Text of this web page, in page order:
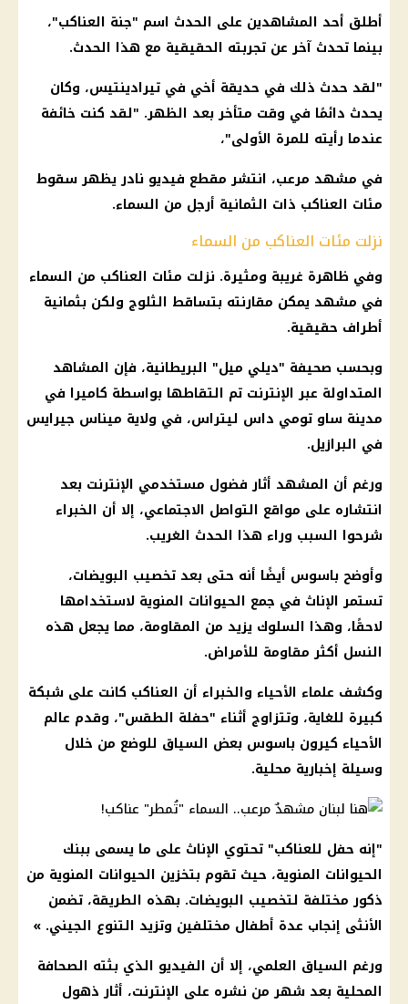
أطلق أحد المشاهدين على الحدث اسم "جنة العناكب"،
بينما تحدث آخر عن تجربته الحقيقية مع هذا الحدث.
"لقد حدث ذلك في حديقة أخي في تيرادينتيس، وكان
يحدث دائمًا في وقت متأخر بعد الظهر. "لقد كنت خائفة
عندما رأيته للمرة الأولى"،
في مشهد مرعب، انتشر مقطع فيديو نادر يظهر سقوط
مئات العناكب ذات الثمانية أرجل من السماء.
نزلت مئات العناكب من السماء
وفي ظاهرة غريبة ومثيرة. نزلت مئات العناكب من السماء
في مشهد يمكن مقارنته بتساقط الثلوج ولكن بثمانية
أطراف حقيقية.
وبحسب صحيفة "ديلي ميل" البريطانية، فإن المشاهد
المتداولة عبر الإنترنت تم التقاطها بواسطة كاميرا في
مدينة ساو تومي داس ليتراس، في ولاية ميناس جيرايس
في البرازيل.
ورغم أن المشهد أثار فضول مستخدمي الإنترنت بعد
انتشاره على مواقع التواصل الاجتماعي، إلا أن الخبراء
شرحوا السبب وراء هذا الحدث الغريب.
وأوضح باسوس أيضًا أنه حتى بعد تخصيب البويضات،
تستمر الإناث في جمع الحيوانات المنوية لاستخدامها
لاحقًا، وهذا السلوك يزيد من المقاومة، مما يجعل هذه
النسل أكثر مقاومة للأمراض.
وكشف علماء الأحياء والخبراء أن العناكب كانت على شبكة
كبيرة للغاية، وتتزاوج أثناء "حفلة الطقس"، وقدم عالم
الأحياء كيرون باسوس بعض السياق للوضع من خلال
وسيلة إخبارية محلية.
"إنه حفل للعناكب" تحتوي الإناث على ما يسمى ببنك
الحيوانات المنوية، حيث تقوم بتخزين الحيوانات المنوية من
ذكور مختلفة لتخصيب البويضات. بهذه الطريقة، تضمن
الأنثى إنجاب عدة أطفال مختلفين وتزيد التنوع الجيني. »
ورغم السياق العلمي، إلا أن الفيديو الذي بثته الصحافة
المحلية بعد شهر من نشره على الإنترنت، أثار ذهول